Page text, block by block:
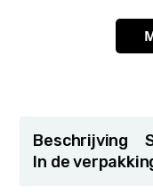
Beschrijving
In de